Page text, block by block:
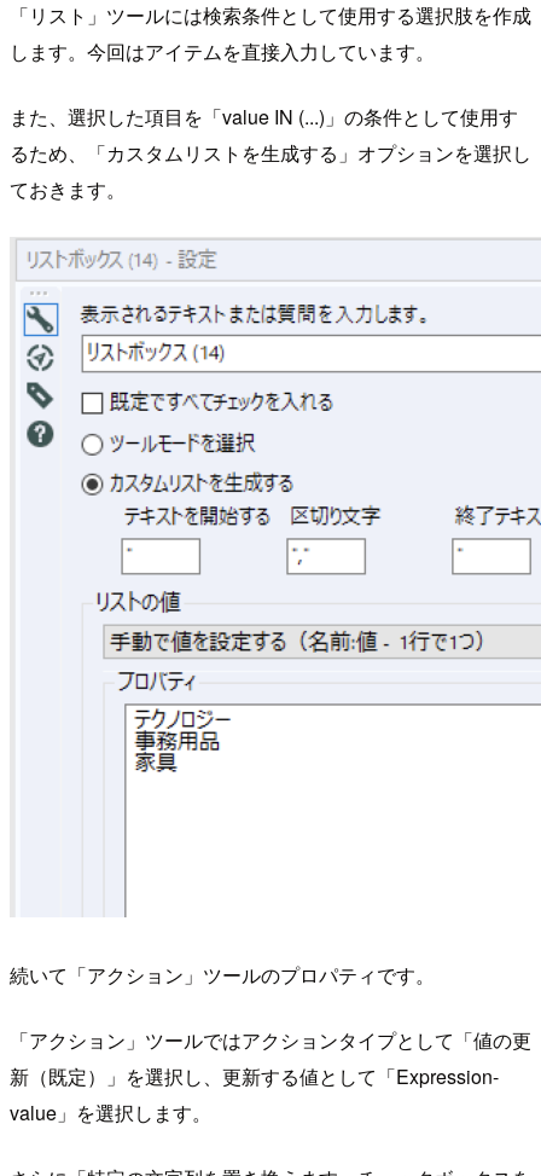
「リスト」ツールには検索条件として使用する選択肢を作成
します。今回はアイテムを直接入力しています。
また、選択した項目を「value IN (...)」の条件として使用す
るため、「カスタムリストを生成する」オプションを選択し
ておきます。
続いて「アクション」ツールのプロパティです。
「アクション」ツールではアクションタイプとして「値の更
新（既定）」を選択し、更新する値として「Expression-
value」を選択します。